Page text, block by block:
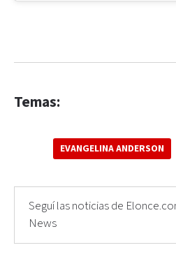
Temas:
EVANGELINA ANDERSON
Seguí las noticias de
News